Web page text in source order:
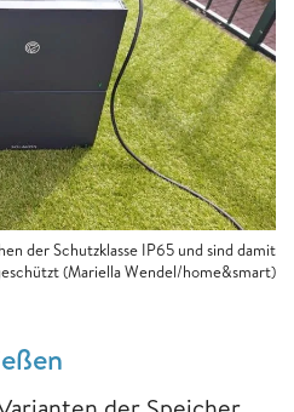
der Schutzklasse IP65 und sind damit
(Mariella Wendel/home&smart)